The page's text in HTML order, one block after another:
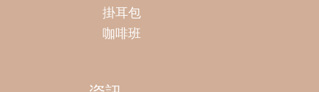
掛耳包
咖啡班